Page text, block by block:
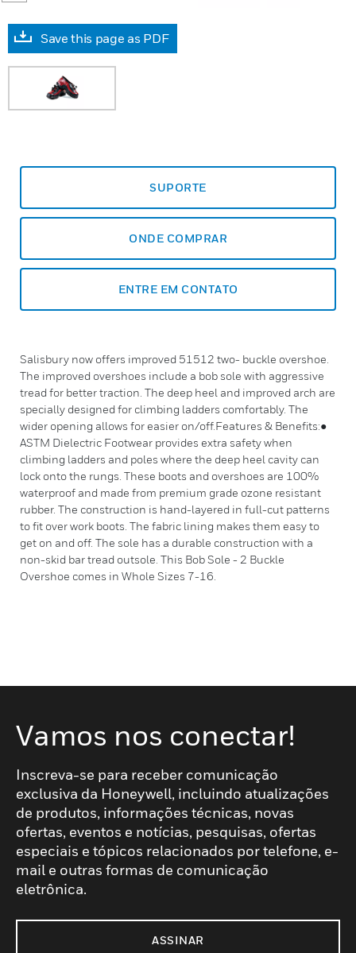
Save this page as PDF
SUPORTE
ONDE COMPRAR
ENTRE EM CONTATO
Salisbury now offers improved 51512 two- buckle overshoe.
The improved overshoes include a bob sole with aggressive
tread for better traction. The deep heel and improved arch are
specially designed for climbing ladders comfortably. The
wider opening allows for easier on/off.Features & Benefits:●
ASTM Dielectric Footwear provides extra safety when
climbing ladders and poles where the deep heel cavity can
lock onto the rungs. These boots and overshoes are 100%
waterproof and made from premium grade ozone resistant
rubber. The construction is hand-layered in full-cut patterns
to fit over work boots. The fabric lining makes them easy to
get on and off. The sole has a durable construction with a
non-skid bar tread outsole. This Bob Sole - 2 Buckle
Overshoe comes in Whole Sizes 7-16.
Vamos nos conectar!
Inscreva-se para receber comunicação
exclusiva da Honeywell, incluindo atualizações
de produtos, informações técnicas, novas
ofertas, eventos e notícias, pesquisas, ofertas
especiais e tópicos relacionados por telefone, e-
mail e outras formas de comunicação
eletrônica.
ASSINAR